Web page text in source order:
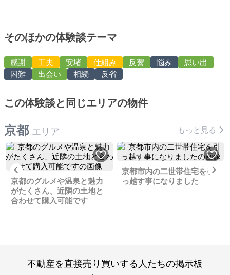
そのほかの体験談テーマ
感謝 工夫 安堵 仕組み 反響 悩み
思い出
困難
出会い 相続 反省
この体験談と同じエリアの物件
京都 エリア もっと見る
Previous
京都のグルメや温泉と魅力
がたくさん、近隣の土地と
合わせて購入可能です
京都市内の二世帯住宅を引
っ越す事になりました
不動産を直接売り買いする人たちの掲示板